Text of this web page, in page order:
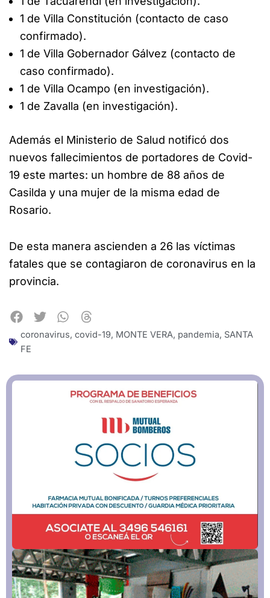
1 de Villa Constitución (contacto de caso
confirmado).
1 de Villa Gobernador Gálvez (contacto de
caso confirmado).
1 de Villa Ocampo (en investigación).
1 de Zavalla (en investigación).
Además el Ministerio de Salud notificó dos
nuevos fallecimientos de portadores de Covid-
19 este martes: un hombre de 88 años de
Casilda y una mujer de la misma edad de
Rosario.
De esta manera ascienden a 26 las víctimas
fatales que se contagiaron de coronavirus en la
provincia.
coronavirus, covid-19, MONTE VERA, pandemia, SANTA
FE